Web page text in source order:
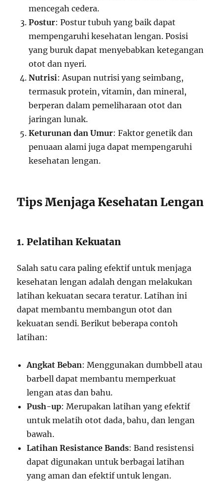
mencegah cedera.
Postur: Postur tubuh yang baik dapat
mempengaruhi kesehatan lengan. Posisi
yang buruk dapat menyebabkan ketegangan
otot dan nyeri.
Nutrisi: Asupan nutrisi yang seimbang,
termasuk protein, vitamin, dan mineral,
berperan dalam pemeliharaan otot dan
jaringan lunak.
Keturunan dan Umur: Faktor genetik dan
penuaan alami juga dapat mempengaruhi
kesehatan lengan.
Tips Menjaga Kesehatan Lengan
1. Pelatihan Kekuatan
Salah satu cara paling efektif untuk menjaga
kesehatan lengan adalah dengan melakukan
latihan kekuatan secara teratur. Latihan ini
dapat membantu membangun otot dan
kekuatan sendi. Berikut beberapa contoh
latihan:
Angkat Beban: Menggunakan dumbbell atau
barbell dapat membantu memperkuat
lengan atas dan bahu.
Push-up: Merupakan latihan yang efektif
untuk melatih otot dada, bahu, dan lengan
bawah.
Latihan Resistance Bands: Band resistensi
dapat digunakan untuk berbagai latihan
yang aman dan efektif untuk lengan.